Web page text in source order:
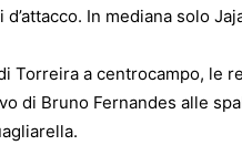
In mediana solo
Torreira a centrocampo, le
di Bruno Fernandes alle